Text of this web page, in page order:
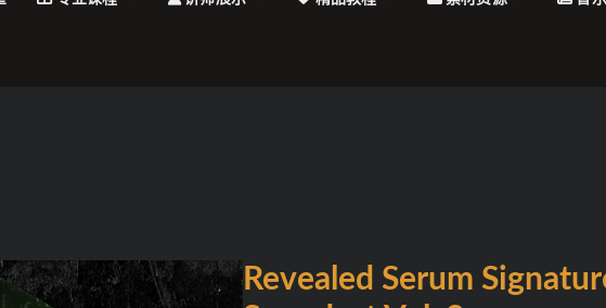
Revealed Serum